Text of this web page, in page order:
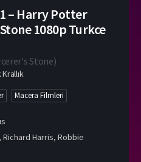
– Harry Potter
1080p Turkce
Stone)
Macera Filmleri
, Richard Harris, Robbie